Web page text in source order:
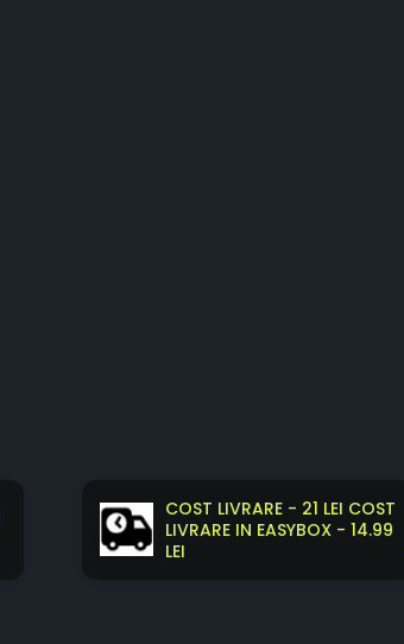
COST LIVRARE - 21 LEI COST
LIVRARE IN EASYBOX - 14.99
LEI